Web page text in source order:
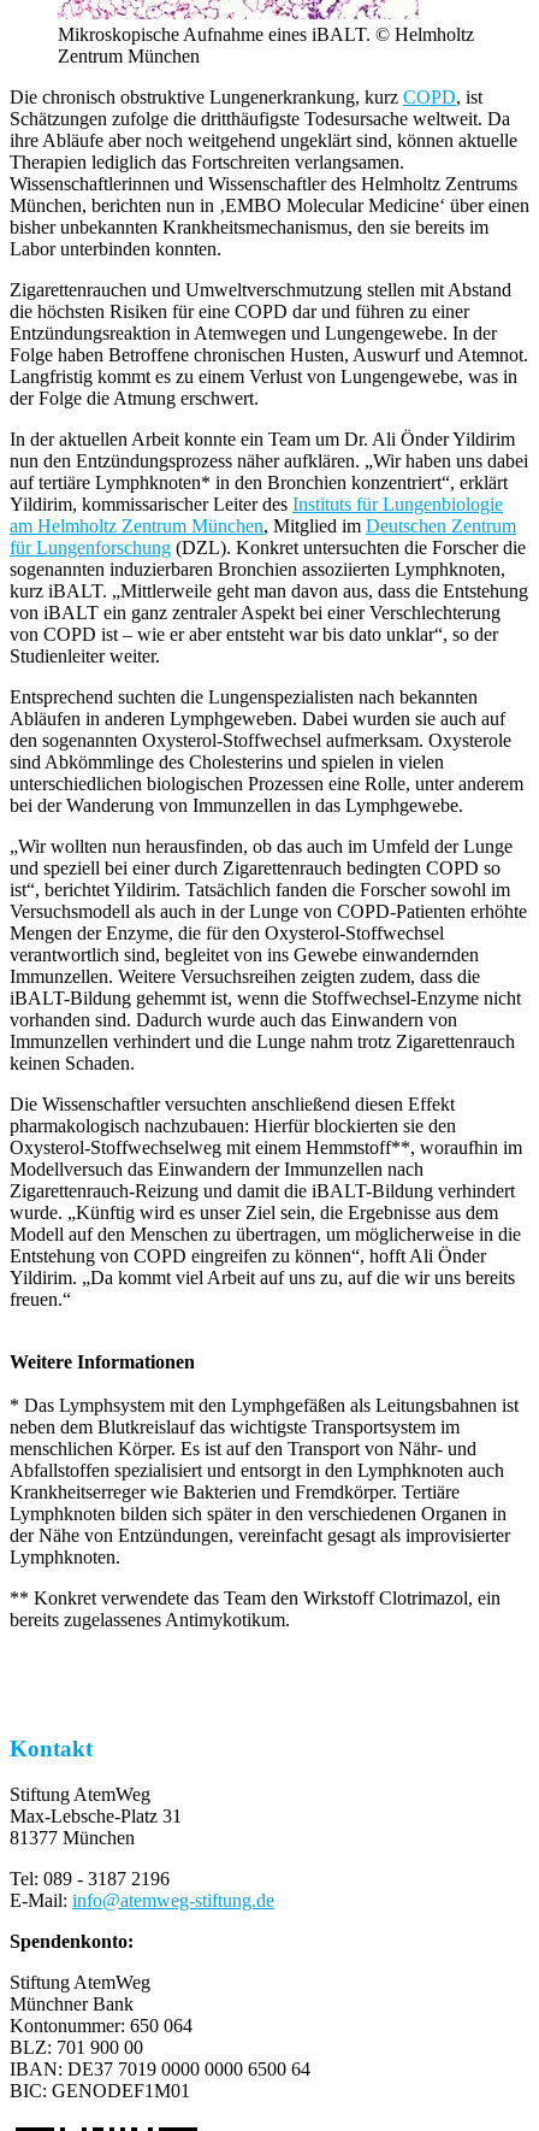
Mikroskopische Aufnahme eines iBALT. © Helmholtz
Zentrum München
Die chronisch obstruktive Lungenerkrankung, kurz COPD, ist
Schätzungen zufolge die dritthäufigste Todesursache weltweit. Da
ihre Abläufe aber noch weitgehend ungeklärt sind, können aktuelle
Therapien lediglich das Fortschreiten verlangsamen.
Wissenschaftlerinnen und Wissenschaftler des Helmholtz Zentrums
München, berichten nun in ‚EMBO Molecular Medicine‘ über einen
bisher unbekannten Krankheitsmechanismus, den sie bereits im
Labor unterbinden konnten.
Zigarettenrauchen und Umweltverschmutzung stellen mit Abstand
die höchsten Risiken für eine COPD dar und führen zu einer
Entzündungsreaktion in Atemwegen und Lungengewebe. In der
Folge haben Betroffene chronischen Husten, Auswurf und Atemnot.
Langfristig kommt es zu einem Verlust von Lungengewebe, was in
der Folge die Atmung erschwert.
In der aktuellen Arbeit konnte ein Team um Dr. Ali Önder Yildirim
nun den Entzündungsprozess näher aufklären. „Wir haben uns dabei
auf tertiäre Lymphknoten* in den Bronchien konzentriert“, erklärt
Yildirim, kommissarischer Leiter des Instituts für Lungenbiologie
am Helmholtz Zentrum München, Mitglied im Deutschen Zentrum
für Lungenforschung (DZL). Konkret untersuchten die Forscher die
sogenannten induzierbaren Bronchien assoziierten Lymphknoten,
kurz iBALT. „Mittlerweile geht man davon aus, dass die Entstehung
von iBALT ein ganz zentraler Aspekt bei einer Verschlechterung
von COPD ist – wie er aber entsteht war bis dato unklar“, so der
Studienleiter weiter.
Entsprechend suchten die Lungenspezialisten nach bekannten
Abläufen in anderen Lymphgeweben. Dabei wurden sie auch auf
den sogenannten Oxysterol-Stoffwechsel aufmerksam. Oxysterole
sind Abkömmlinge des Cholesterins und spielen in vielen
unterschiedlichen biologischen Prozessen eine Rolle, unter anderem
bei der Wanderung von Immunzellen in das Lymphgewebe.
„Wir wollten nun herausfinden, ob das auch im Umfeld der Lunge
und speziell bei einer durch Zigarettenrauch bedingten COPD so
ist“, berichtet Yildirim. Tatsächlich fanden die Forscher sowohl im
Versuchsmodell als auch in der Lunge von COPD-Patienten erhöhte
Mengen der Enzyme, die für den Oxysterol-Stoffwechsel
verantwortlich sind, begleitet von ins Gewebe einwandernden
Immunzellen. Weitere Versuchsreihen zeigten zudem, dass die
iBALT-Bildung gehemmt ist, wenn die Stoffwechsel-Enzyme nicht
vorhanden sind. Dadurch wurde auch das Einwandern von
Immunzellen verhindert und die Lunge nahm trotz Zigarettenrauch
keinen Schaden.
Die Wissenschaftler versuchten anschließend diesen Effekt
pharmakologisch nachzubauen: Hierfür blockierten sie den
Oxysterol-Stoffwechselweg mit einem Hemmstoff**, woraufhin im
Modellversuch das Einwandern der Immunzellen nach
Zigarettenrauch-Reizung und damit die iBALT-Bildung verhindert
wurde. „Künftig wird es unser Ziel sein, die Ergebnisse aus dem
Modell auf den Menschen zu übertragen, um möglicherweise in die
Entstehung von COPD eingreifen zu können“, hofft Ali Önder
Yildirim. „Da kommt viel Arbeit auf uns zu, auf die wir uns bereits
freuen.“
Weitere Informationen
* Das Lymphsystem mit den Lymphgefäßen als Leitungsbahnen ist
neben dem Blutkreislauf das wichtigste Transportsystem im
menschlichen Körper. Es ist auf den Transport von Nähr- und
Abfallstoffen spezialisiert und entsorgt in den Lymphknoten auch
Krankheitserreger wie Bakterien und Fremdkörper. Tertiäre
Lymphknoten bilden sich später in den verschiedenen Organen in
der Nähe von Entzündungen, vereinfacht gesagt als improvisierter
Lymphknoten.
** Konkret verwendete das Team den Wirkstoff Clotrimazol, ein
bereits zugelassenes Antimykotikum.
Kontakt
Stiftung AtemWeg
Max-Lebsche-Platz 31
81377 München
Tel: 089 - 3187 2196
E-Mail: info@atemweg-stiftung.de
Spendenkonto:
Stiftung AtemWeg
Münchner Bank
Kontonummer: 650 064
BLZ: 701 900 00
IBAN: DE37 7019 0000 0000 6500 64
BIC: GENODEF1M01